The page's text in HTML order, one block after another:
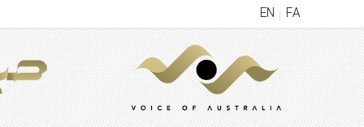
FA
EN
منوی
اصلی
خانه